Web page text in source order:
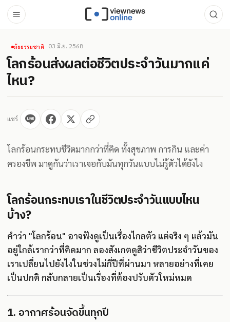
ภัยธรรมชาติ 03 มิ.ย. 2568
โลกร้อนส่งผลต่อชีวิตประจำวันมากแค่
ไหน?
แชร์
โลกร้อนกระทบชีวิตมากกว่าที่คิด ทั้งสุขภาพ การกิน และค่า
ครองชีพ มาดูกันว่าเราเจอกับมันทุกวันแบบไม่รู้ตัวได้ยังไง
โลกร้อนกระทบเราในชีวิตประจำวันแบบไหน
บ้าง?
คำว่า "โลกร้อน" อาจฟังดูเป็นเรื่องไกลตัว แต่จริง ๆ แล้วมัน
อยู่ใกล้เรากว่าที่คิดมาก ลองสังเกตดูสิว่าชีวิตประจำวันของ
เราเปลี่ยนไปยังไงในช่วงไม่กี่ปีที่ผ่านมา หลายอย่างที่เคย
เป็นปกติ กลับกลายเป็นเรื่องที่ต้องปรับตัวใหม่หมด
1. อากาศร้อนจัดขึ้นทุกปี